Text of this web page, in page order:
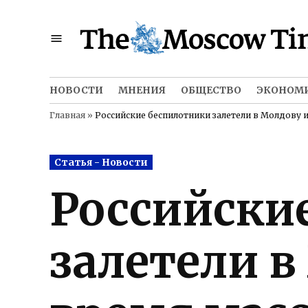
НОВОСТИ МНЕНИЯ ОБЩЕСТВО
Главная » Российские беспилотники залетели в
Posted
in
Статья - Новости
залетели